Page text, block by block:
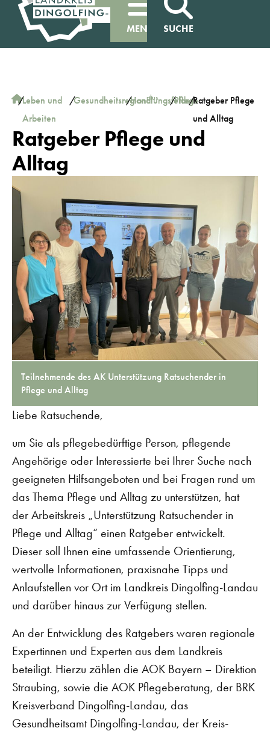
MENÜ SUCHE
/Leben und
Arbeiten
/Gesundheitsregionplus
/Handlungsfelder
/Pflege
/Ratgeber Pflege
und Alltag
Ratgeber Pflege und
Alltag
Teilnehmende des AK Unterstützung Ratsuchender in
Pflege und Alltag
Liebe Ratsuchende,
um Sie als pflegebedürftige Person, pflegende
Angehörige oder Interessierte bei Ihrer Suche nach
geeigneten Hilfsangeboten und bei Fragen rund um
das Thema Pflege und Alltag zu unterstützen, hat
der Arbeitskreis „Unterstützung Ratsuchender in
Pflege und Alltag“ einen Ratgeber entwickelt.
Dieser soll Ihnen eine umfassende Orientierung,
wertvolle Informationen, praxisnahe Tipps und
Anlaufstellen vor Ort im Landkreis Dingolfing-Landau
und darüber hinaus zur Verfügung stellen.
An der Entwicklung des Ratgebers waren regionale
Expertinnen und Experten aus dem Landkreis
beteiligt. Hierzu zählen die AOK Bayern – Direktion
Straubing, sowie die AOK Pflegeberatung, der BRK
Kreisverband Dingolfing-Landau, das
Gesundheitsamt Dingolfing-Landau, der Kreis-